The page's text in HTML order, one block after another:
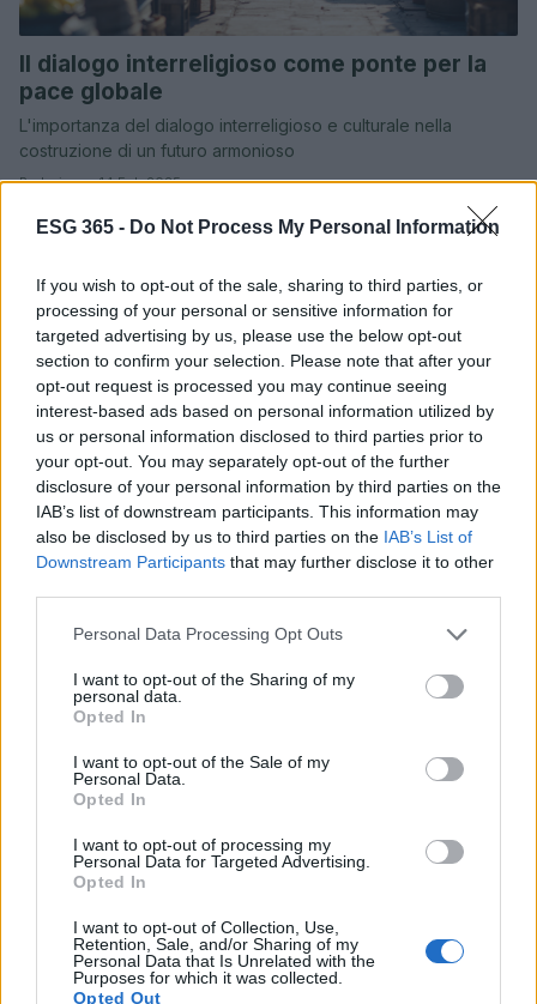
ESG 365 - Do Not Process My Personal Information
If you wish to opt-out of the sale, sharing to third parties, or
processing of your personal or sensitive information for
targeted advertising by us, please use the below opt-out
section to confirm your selection. Please note that after your
opt-out request is processed you may continue seeing
interest-based ads based on personal information utilized by
us or personal information disclosed to third parties prior to
your opt-out. You may separately opt-out of the further
disclosure of your personal information by third parties on the
IAB’s list of downstream participants. This information may
also be disclosed by us to third parties on the IAB’s List of
Downstream Participants that may further disclose it to other
Please note that this website/app uses one or more Google
not limited to your visit or usage behaviour. You may click to
grant or deny consent to Google and its third-party tags to
use your data for below specified purposes in below Google
consent section.
Personal Data Processing Opt Outs
I want to opt-out of the Sharing of my
personal data.
Opted In
I want to opt-out of the Sale of my
Personal Data.
Opted In
I want to opt-out of processing my
Personal Data for Targeted Advertising.
Opted In
I want to opt-out of Collection, Use,
Retention, Sale, and/or Sharing of my
Personal Data that Is Unrelated with the
Purposes for which it was collected.
Opted Out
Il dialogo interreligioso come ponte per la
pace globale
L'importanza del dialogo interreligioso e culturale nella
costruzione di un futuro armonioso
Redazione · 14 Feb 2025
EVENTI E AGENDA
La Biennale Architettura 2025: un ponte tra
natura e tecnologia
Scopri come il progetto 'Gateway to Venice's Waterways'
Redazione · 14 Feb 2025